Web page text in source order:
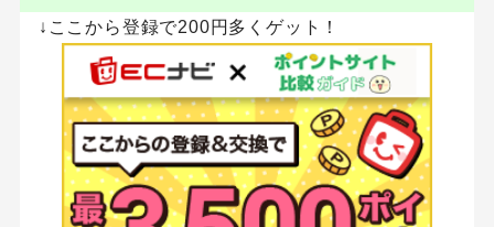
↓ここから登録で200円多くゲット！